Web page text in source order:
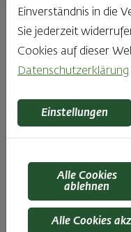
Jour
34g
sich perfekt für ein
Familienfrühstück oder
wie Fenchel, Kümmel
mit dem nussigen
für ein besonderes
Besonders köstlich
Einverständnis in die
Sie jederzeit
Cookies auf dieser
Datenschutzerklärung
Einstellungen
Alle Cookies
ablehnen
Alle Cookies